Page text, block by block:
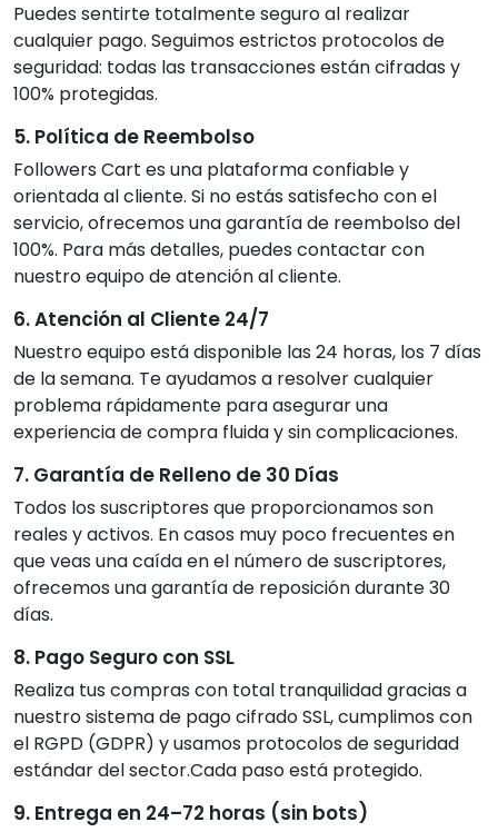
Puedes sentirte totalmente seguro al realizar
cualquier pago. Seguimos estrictos protocolos de
seguridad: todas las transacciones están cifradas y
100% protegidas.
5. Política de Reembolso
Followers Cart es una plataforma confiable y
orientada al cliente. Si no estás satisfecho con el
servicio, ofrecemos una garantía de reembolso del
100%. Para más detalles, puedes contactar con
nuestro equipo de atención al cliente.
6. Atención al Cliente 24/7
Nuestro equipo está disponible las 24 horas, los 7 días
de la semana. Te ayudamos a resolver cualquier
problema rápidamente para asegurar una
experiencia de compra fluida y sin complicaciones.
7. Garantía de Relleno de 30 Días
Todos los suscriptores que proporcionamos son
reales y activos. En casos muy poco frecuentes en
que veas una caída en el número de suscriptores,
ofrecemos una garantía de reposición durante 30
días.
8. Pago Seguro con SSL
Realiza tus compras con total tranquilidad gracias a
nuestro sistema de pago cifrado SSL, cumplimos con
el RGPD (GDPR) y usamos protocolos de seguridad
estándar del sector.Cada paso está protegido.
9. Entrega en 24–72 horas (sin bots)